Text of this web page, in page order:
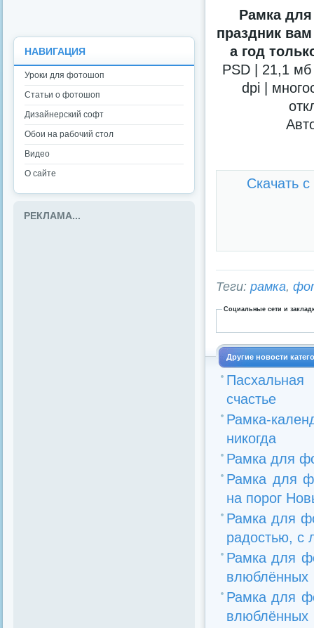
Рамка
праздник
а год
PSD | 21,1
dpi |
Скачать с
Теги: рамка,
Социальные сети и
Другие новости
счастье
Рамка-
никогда
Рамка для
Рамка для
на порог
Рамка для
радостью, с
Рамка для
влюблённых
Рамка для
влюблённых
НАВИГАЦИЯ
Уроки для фотошоп
Статьи о фотошоп
Дизайнерский софт
Обои на рабочий стол
Видео
О сайте
РЕКЛАМА...